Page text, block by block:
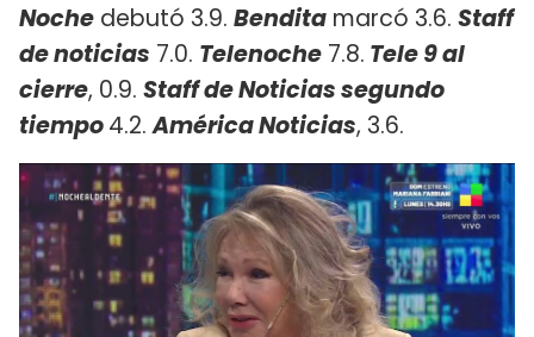
Noche debutó 3.9. Bendita marcó 3.6. Staff
de noticias 7.0. Telenoche 7.8. Tele 9 al
cierre, 0.9. Staff de Noticias segundo
tiempo4.2.América Noticias, 3.6.